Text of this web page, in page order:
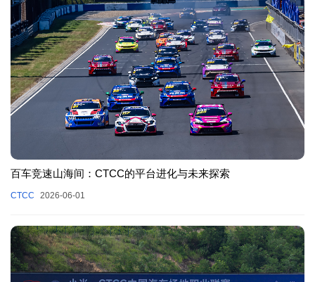
百车竞速山海间：CTCC的平台进化与未来探索
CTCC 2026-06-01